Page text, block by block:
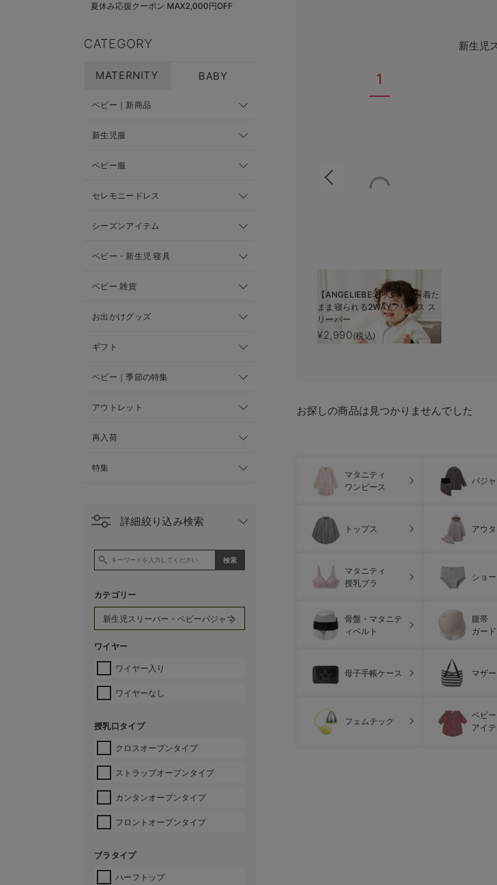
夏休み応援クーポン MAX2,000円OFF
CATEGORY
MATERNITY BABY
ベビー｜新商品
新生児服
ベビー服
セレモニードレス
シーズンアイテム
ベビー・新生児 寝具
ベビー 雑貨
お出かけグッズ
ギフト
ベビー｜季節の特集
アウトレット
再入荷
特集
詳細絞り込み検索
カテゴリー
ワイヤー
ワイヤー入り
ワイヤーなし
授乳口タイプ
クロスオープンタイプ
ストラップオープンタイプ
カンタンオープンタイプ
フロントオープンタイプ
ブラタイプ
ハーフトップ
新生児
1
【ANGELIEBEオリジナル】着た
まま寝られる2WAYフリース ス
リーパー
¥2,990 (税込)
お探しの商品は見つかりませんでした
マタニティ
ワンピース
パジ
トップス アウ
マタニティ
授乳ブラ
ショ
骨盤・マタニテ
ィベルト
腹帯
ガー
母子手帳ケース マザ
フェムテック
ベビー
アイ